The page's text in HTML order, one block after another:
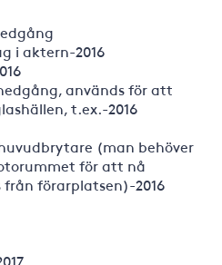
i aktern-2016
används för att
t.ex.-2016
(man behöver
för att nå
förarplatsen)-2016